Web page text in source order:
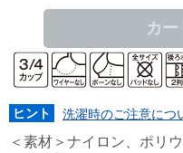
カー
ヒント 洗濯時のご注意につ
＜素材＞ナイロン、ポリ